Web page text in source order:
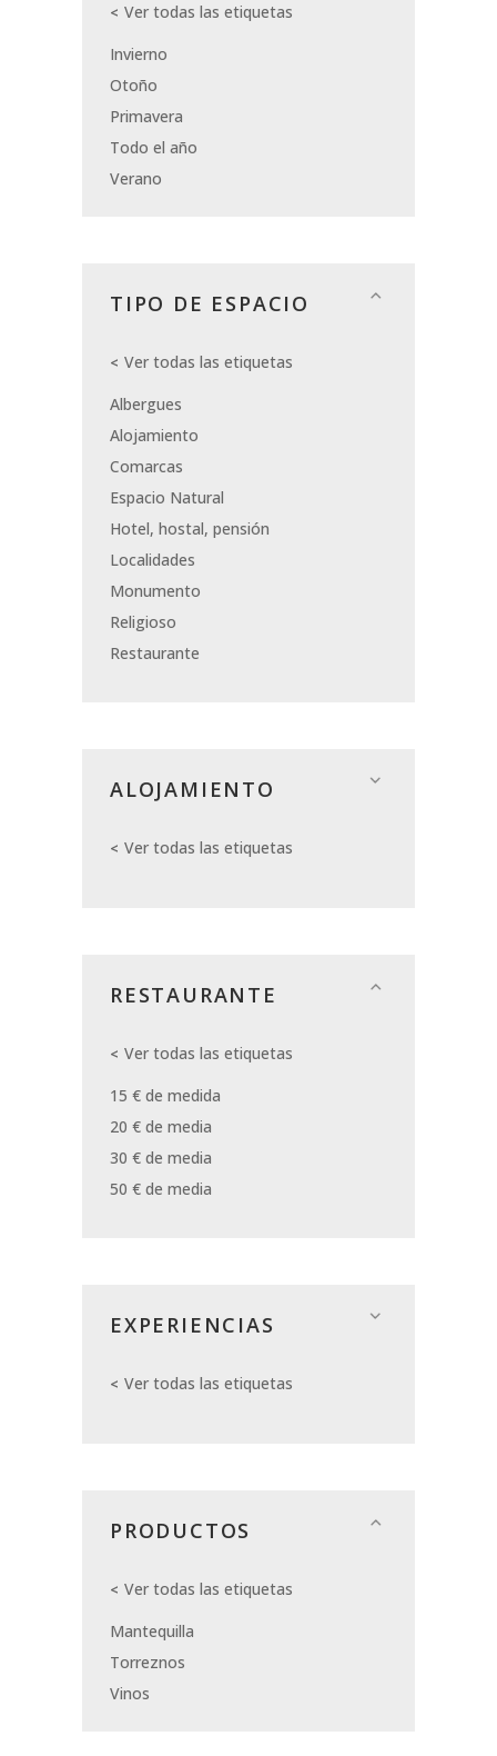
Ver todas las etiquetas
Invierno
Otoño
Primavera
Todo el año
Verano
TIPO DE ESPACIO
Ver todas las etiquetas
Albergues
Alojamiento
Comarcas
Espacio Natural
Hotel, hostal, pensión
Localidades
Monumento
Religioso
Restaurante
ALOJAMIENTO
Ver todas las etiquetas
RESTAURANTE
Ver todas las etiquetas
15 € de medida
20 € de media
30 € de media
50 € de media
EXPERIENCIAS
Ver todas las etiquetas
PRODUCTOS
Ver todas las etiquetas
Mantequilla
Torreznos
Vinos